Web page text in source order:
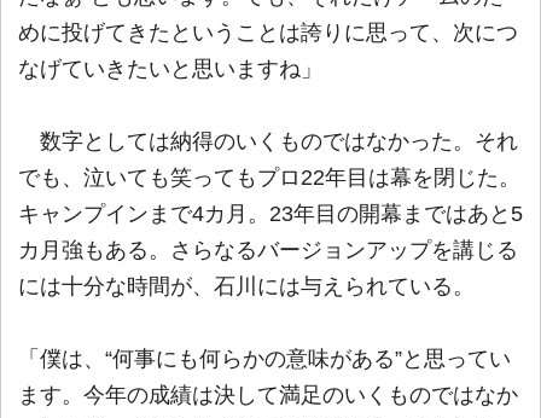
めに投げてきたということは誇りに思って、次につ
なげていきたいと思いますね」
数字としては納得のいくものではなかった。それ
でも、泣いても笑ってもプロ22年目は幕を閉じた。
キャンプインまで4カ月。23年目の開幕まではあと5
カ月強もある。さらなるバージョンアップを講じる
には十分な時間が、石川には与えられている。
「僕は、“何事にも何らかの意味がある”と思ってい
ます。今年の成績は決して満足のいくものではなか